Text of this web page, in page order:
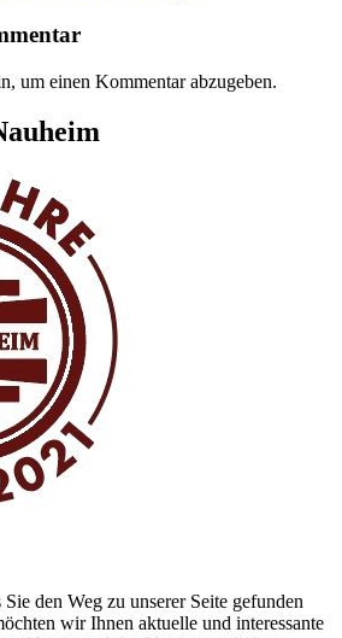
um einen Kommentar abzugeben.
den Weg zu unserer Seite gefunden
wir Ihnen aktuelle und interessante